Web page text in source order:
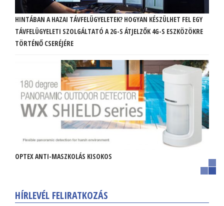
HINTÁBAN A HAZAI TÁVFELÜGYELETEK? HOGYAN KÉSZÜLHET FEL EGY
TÁVFELÜGYELETI SZOLGÁLTATÓ A 2G-S ÁTJELZŐK 4G-S ESZKÖZÖKRE
TÖRTÉNŐ CSERÉJÉRE
OPTEX ANTI-MASZKOLÁS KISOKOS
HÍRLEVÉL FELIRATKOZÁS